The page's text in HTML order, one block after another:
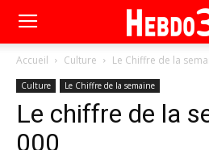
Accueil Culture Le Chiffre de la
Culture Le Chiffre de la semaine
Le chiffre de la
000